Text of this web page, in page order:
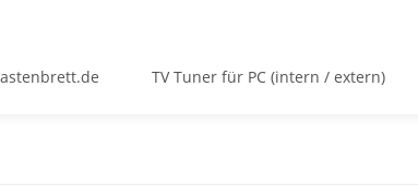
TV Tuner für PC (intern / extern)